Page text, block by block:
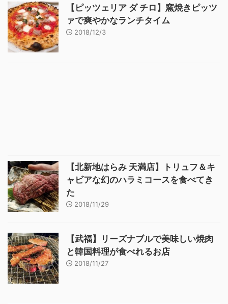
【ピッツェリア ダ チロ】窯焼きピッツ
ァで爽やかなランチタイム
2018/12/3
【北新地はらみ 天満店】トリュフ＆キ
ャビアな幻のハラミコースを食べてき
た
2018/11/29
【武福】リーズナブルで美味しい焼肉
と韓国料理が食べれるお店
2018/11/27